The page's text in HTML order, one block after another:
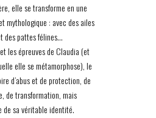
elle se transforme en une
mythologique : avec des ailes
des pattes félines…
les épreuves de Claudia (et
elle se métamorphose), le
d’abus et de protection, de
de transformation, mais
de sa véritable identité.